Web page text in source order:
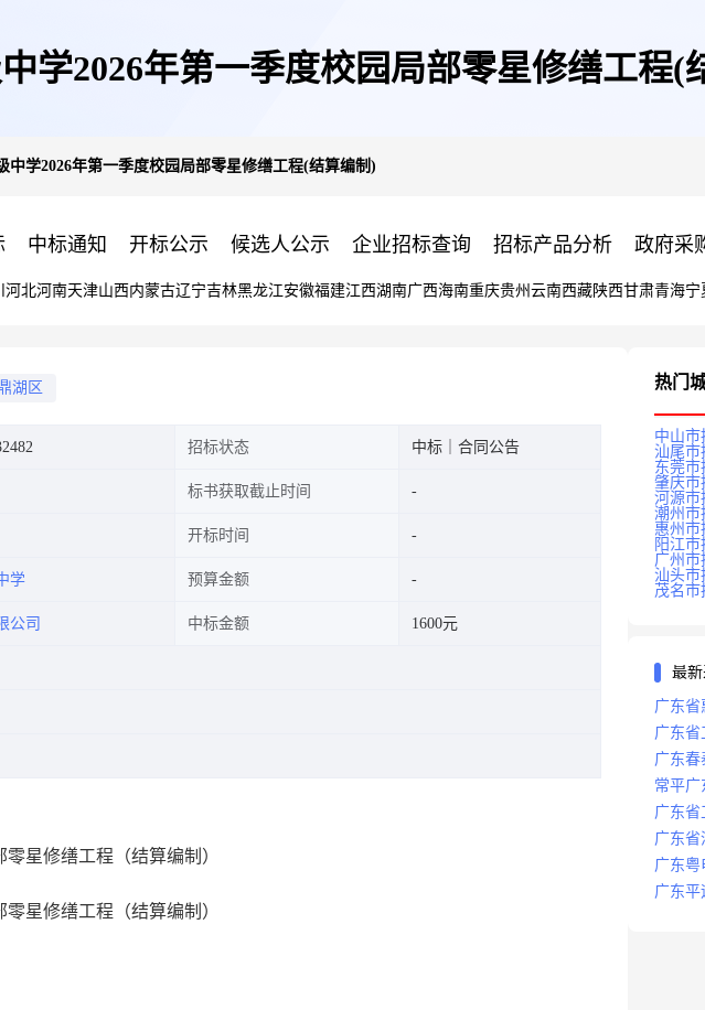
学2026年第一季度校园局部零星修缮工程(
中学2026年第一季度校园局部零星修缮工程(结算编制)
中标通知 开标公示 候选人公示 企业招标查询 招标产品分析 政府采
河北河南天津山西内蒙古辽宁吉林黑龙江安徽福建江西湖南广西海南重庆贵州 云南西藏陕西甘肃青海宁
湖区
招标状态 中标｜合同公告
标书获取截止时间
开标时间
学 预算金额
公司 中标金额 1600元
星修缮工程（结算编制）
星修缮工程（结算编制）
热门
中山市
汕尾市
东莞市
肇庆市
河源市
潮州市
惠州市
阳江市
广州市
汕头市
茂名市
最新
广东省
广东省
录
广东春
标
常平广
广东省
广东省
广东粤
安保服
广东平